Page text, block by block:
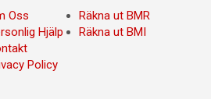
Oss
Hjälp
Policy
Räkna ut BMR
Räkna ut BMI